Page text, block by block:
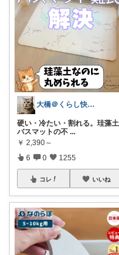
大橋＠くらし快適LAB🌿
硬い・冷たい・割れる。珪藻土
バスマットの不 ...
￥ 2,390～
6 0 1255
コレ いいね